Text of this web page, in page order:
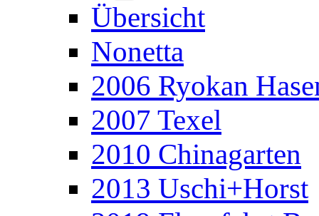
Übersicht
Nonetta
2006 Ryokan
2007 Texel
2010 Chinagarten
2013 Uschi+Horst